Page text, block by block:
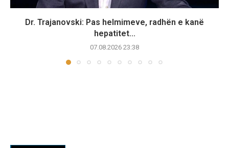
Dr. Trajanovski: Pas helmimeve, radhën e kanë
hepatitet...
07.08.2026 23:38